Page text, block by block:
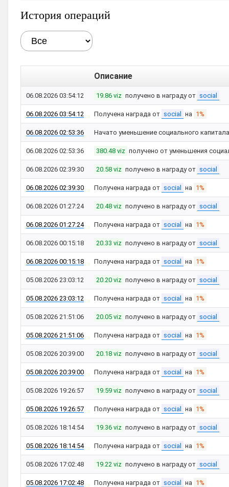
История операций
Описание
06.08.2026 03:54:12 19.86 viz получено в награду от social
06.08.2026 03:54:12 Получена награда от social на 1%
06.08.2026 02:53:36 Начато уменьшение социального
06.08.2026 02:53:36 380.48 viz получено от уменьшения
06.08.2026 02:39:30 20.58 viz получено в награду от social
06.08.2026 02:39:30 Получена награда от social на 1%
06.08.2026 01:27:24 20.48 viz получено в награду от social
06.08.2026 01:27:24 Получена награда от social на 1%
06.08.2026 00:15:18 20.33 viz получено в награду от social
06.08.2026 00:15:18 Получена награда от social на 1%
05.08.2026 23:03:12 20.20 viz получено в награду от social
05.08.2026 23:03:12 Получена награда от social на 1%
05.08.2026 21:51:06 20.05 viz получено в награду от social
05.08.2026 21:51:06 Получена награда от social на 1%
05.08.2026 20:39:00 20.18 viz получено в награду от social
05.08.2026 20:39:00 Получена награда от social на 1%
05.08.2026 19:26:57 19.59 viz получено в награду от social
05.08.2026 19:26:57 Получена награда от social на 1%
05.08.2026 18:14:54 19.36 viz получено в награду от social
05.08.2026 18:14:54 Получена награда от social на 1%
05.08.2026 17:02:48 19.22 viz получено в награду от social
05.08.2026 17:02:48 Получена награда от social на 1%